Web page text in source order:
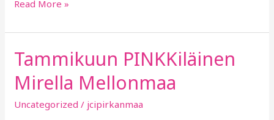
Read More »
Tammikuun PINKKiläinen
Mirella Mellonmaa
Uncategorized / jcipirkanmaa
Tammikuun
PINKKiläinen
Mirella
Mellonmaa